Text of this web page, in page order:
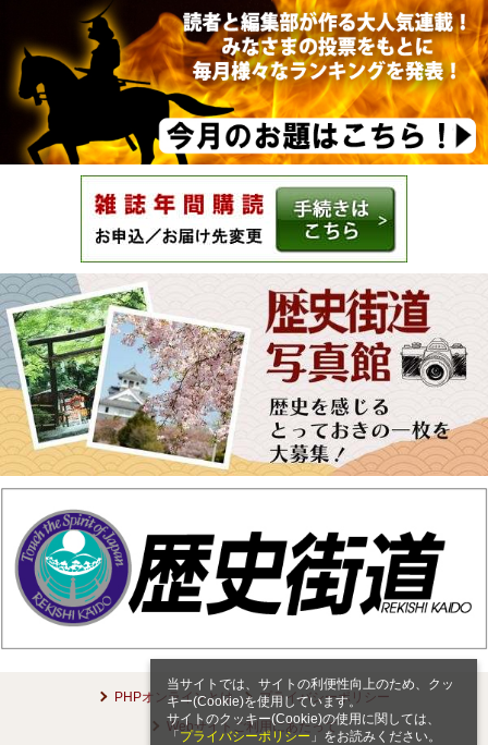
当サイトでは、サイトの利便性向上のため、クッ
キー(Cookie)を使用しています。
サイトのクッキー(Cookie)の使用に関しては、
「 プライバシーポリシー 」をお読みください。
PHPオンラインとは
プライバシーポリシー
Webサイトご利用にあたって